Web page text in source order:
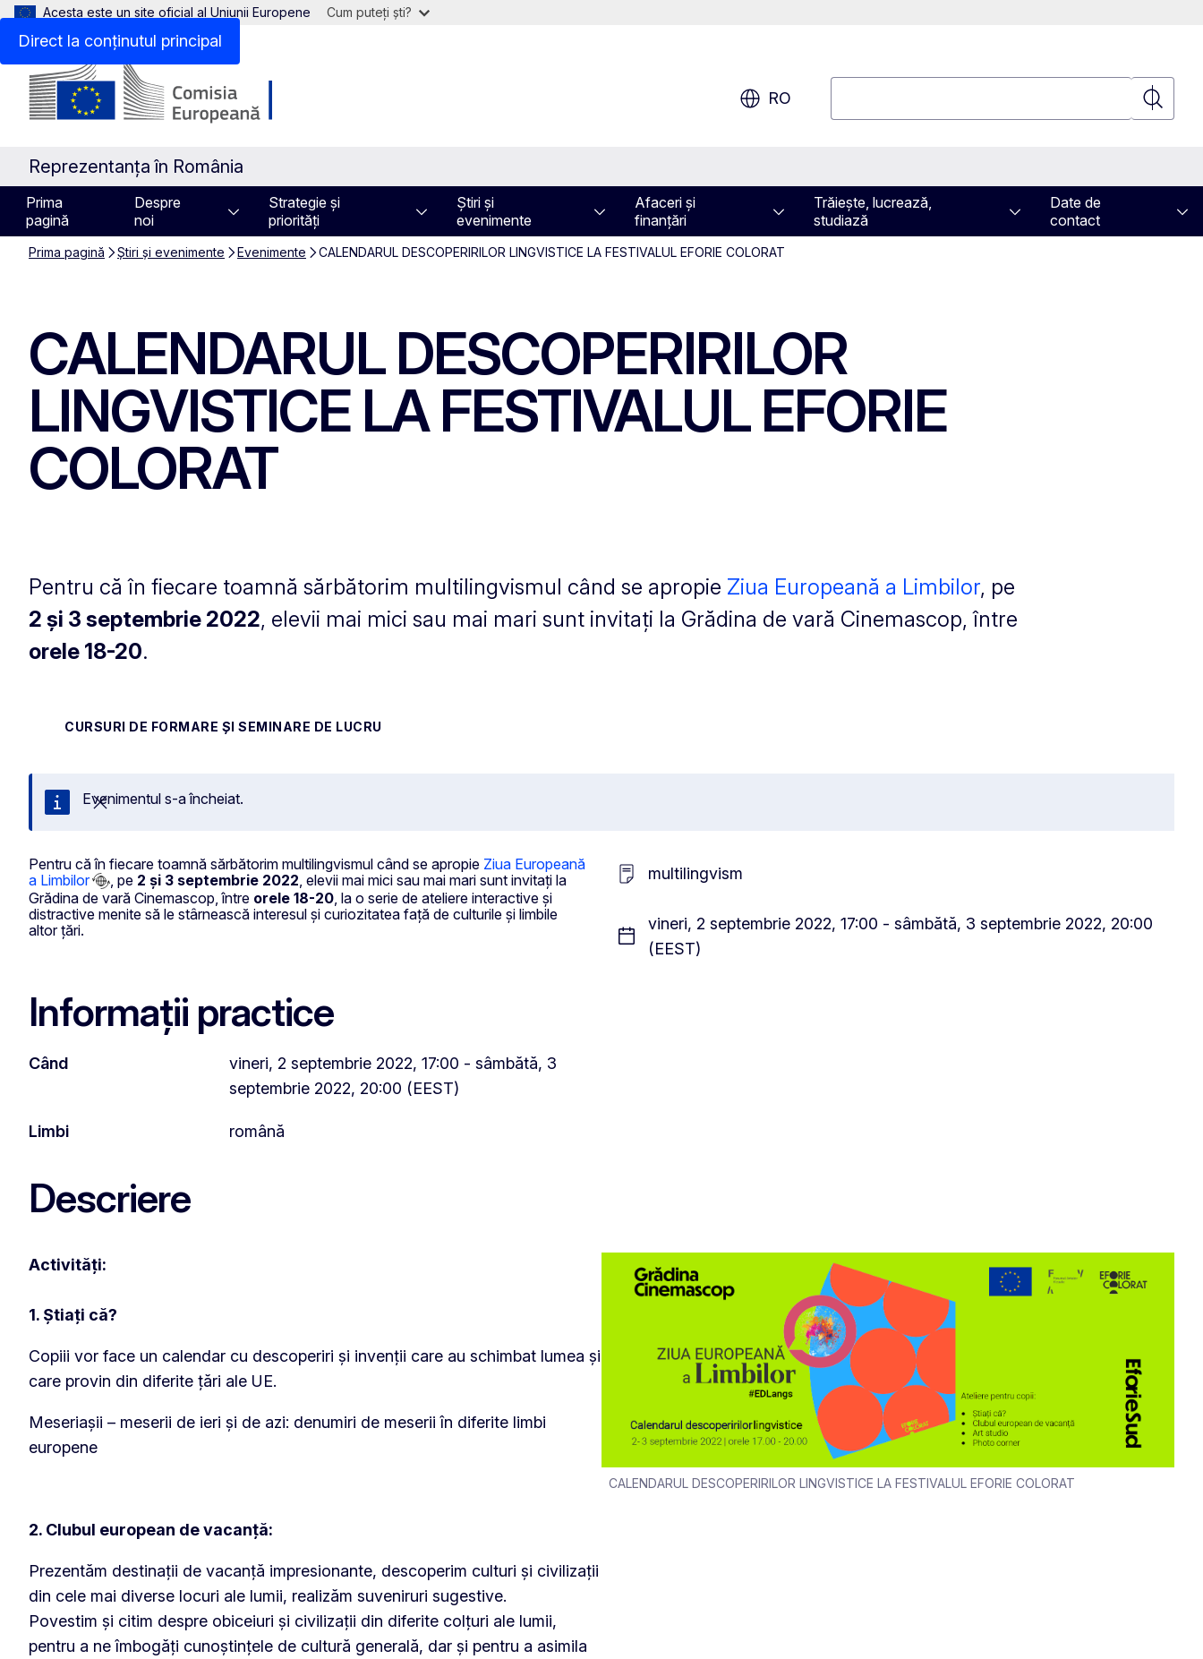
Direct la conținutul principal
Acesta este un site oficial al Uniunii Europene Cum puteți ști?
RO
Căutați
Reprezentanța în România
Prima
pagină
Despre
noi
Strategie și
priorități
Știri și
evenimente
Afaceri și
finanțări
Trăiește, lucrează,
studiază
Date de
contact
Prima pagină Știri și evenimente Evenimente CALENDARUL DESCOPERIRILOR LINGVISTICE LA FESTIVALUL EFORIE COLORAT
CALENDARUL DESCOPERIRILOR
LINGVISTICE LA FESTIVALUL EFORIE
COLORAT
Pentru că în fiecare toamnă sărbătorim multilingvismul când se apropie Ziua Europeană a Limbilor, pe
2 și 3 septembrie 2022, elevii mai mici sau mai mari sunt invitați la Grădina de vară Cinemascop, între
orele 18-20.
CURSURI DE FORMARE ȘI SEMINARE DE LUCRU
Închideți
Evenimentul s-a încheiat.
Pentru că în fiecare toamnă sărbătorim multilingvismul când se apropie Ziua Europeană
a Limbilor
, pe 2 și 3 septembrie 2022 , elevii mai mici sau mai mari sunt invitați la
Grădina de vară Cinemascop, între orele 18-20, la o serie de ateliere interactive și
distractive menite să le stârnească interesul și curiozitatea față de culturile și limbile
altor țări.
multilingvism
vineri, 2 septembrie 2022, 17:00 - sâmbătă, 3 septembrie 2022, 20:00
(EEST)
Informații practice
Când
vineri, 2 septembrie 2022, 17:00 - sâmbătă, 3
septembrie 2022, 20:00 (EEST)
Limbi română
Descriere
Activități:
1. Știați că?
Copiii vor face un calendar cu descoperiri și invenții care au schimbat lumea și
care provin din diferite țări ale UE.
Meseriașii – meserii de ieri și de azi: denumiri de meserii în diferite limbi
europene
2. Clubul european de vacanță:
Prezentăm destinații de vacanță impresionante, descoperim culturi și civilizații
din cele mai diverse locuri ale lumii, realizăm suveniruri sugestive.
Povestim și citim despre obiceiuri și civilizații din diferite colțuri ale lumii,
pentru a ne îmbogăți cunoștințele de cultură generală, dar și pentru a asimila
CALENDARUL DESCOPERIRILOR LINGVISTICE LA FESTIVALUL EFORIE COLORAT